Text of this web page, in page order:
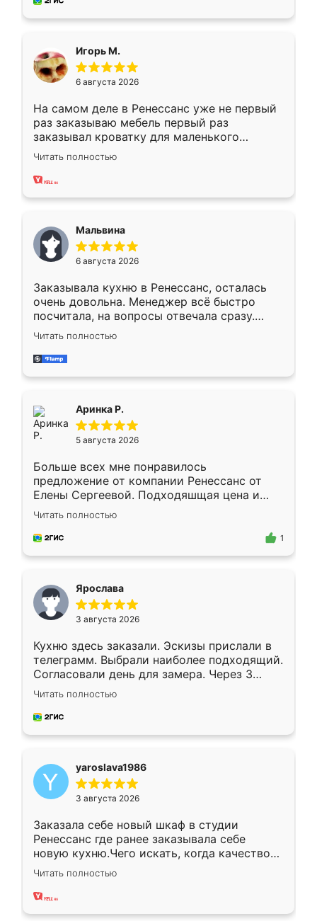
Игорь М.
6 августа 2026
На самом деле в Ренессанс уже не первый
раз заказываю мебель первый раз
заказывал кроватку для маленького
ребёнка при его рождении ,во второй раз
заказал шкаф-купе. По качеству очень
хорошее сборка достаточно быстрая,
меньше, здесь же он более разнообразный.
Мне нравится ,если что-то потребуется из
мебели буду заказывать только здесь.
Читать полностью
Мальвина
6 августа 2026
Заказывала кухню в Ренессанс, осталась
очень довольна. Менеджер всё быстро
посчитала, на вопросы отвечала сразу.
Замерщик приехал в субботу, подошёл к
делу со всей ответственностью. Собрали
за день, ребята работали аккуратно, даже
Читать полностью
Аринка Р.
5 августа 2026
Больше всех мне понравилось
предложение от компании Ренессанс от
Елены Сергеевой. Подходяшщая цена и
короткие сроки изготовления. Приехавший
для замера сотрудник Владислав
предложил по моему эскизу самый
Читать полностью
1
Ярослава
3 августа 2026
Кухню здесь заказали. Эскизы прислали в
телеграмм. Выбрали наиболее подходящий.
Согласовали день для замера. Через 3
недели кухня была уже готова. Остались
довольны работой. Спасибо Ренессанс
мебель за качественную работу!
Читать полностью
yaroslava1986
3 августа 2026
Заказала себе новый шкаф в студии
Ренессанс где ранее заказывала себе
новую кухню.Чего искать, когда качеством
вполне довольна. Служит кухня уже почти
два года, нареканий нет.
Читать полностью